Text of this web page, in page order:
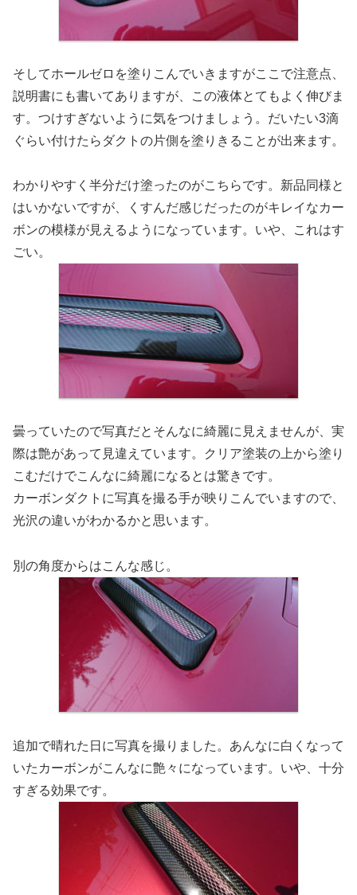
そしてホールゼロを塗りこんでいきますがここで注意点、
説明書にも書いてありますが、この液体とてもよく伸びま
す。つけすぎないように気をつけましょう。だいたい3滴
ぐらい付けたらダクトの片側を塗りきることが出来ます。
わかりやすく半分だけ塗ったのがこちらです。新品同様と
はいかないですが、くすんだ感じだったのがキレイなカー
ボンの模様が見えるようになっています。いや、これはす
ごい。
曇っていたので写真だとそんなに綺麗に見えませんが、実
際は艶があって見違えています。クリア塗装の上から塗り
こむだけでこんなに綺麗になるとは驚きです。
カーボンダクトに写真を撮る手が映りこんでいますので、
光沢の違いがわかるかと思います。
別の角度からはこんな感じ。
追加で晴れた日に写真を撮りました。あんなに白くなって
いたカーボンがこんなに艶々になっています。いや、十分
すぎる効果です。